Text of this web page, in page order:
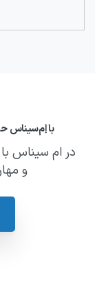
با اِم‌سیناس
در ام سیناس
و